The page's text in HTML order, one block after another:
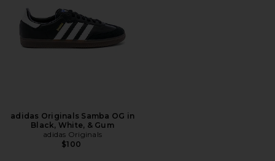
adidas Originals Samba OG in
Black, White, & Gum
adidas Originals
$100